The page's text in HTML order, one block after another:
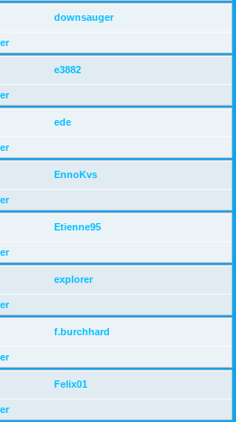
downsauger
e3882
ede
EnnoKvs
Etienne95
explorer
f.burchhard
Felix01